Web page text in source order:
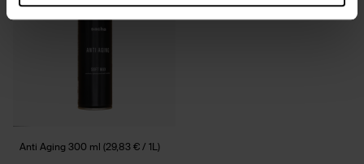
Anti Aging 300 ml (29,83 € / 1L)
of